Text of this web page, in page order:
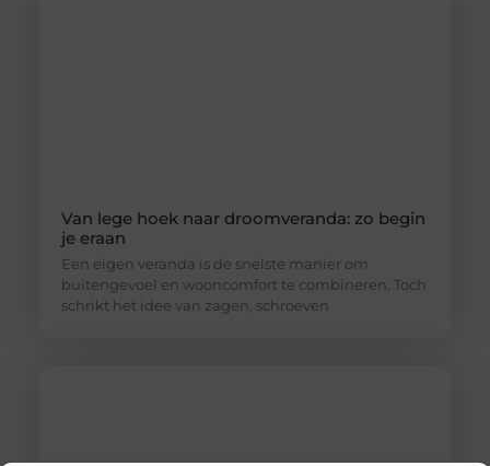
Van lege hoek naar droomveranda: zo begin
je eraan
Een eigen veranda is de snelste manier om
buitengevoel en wooncomfort te combineren. Toch
schrikt het idee van zagen, schroeven